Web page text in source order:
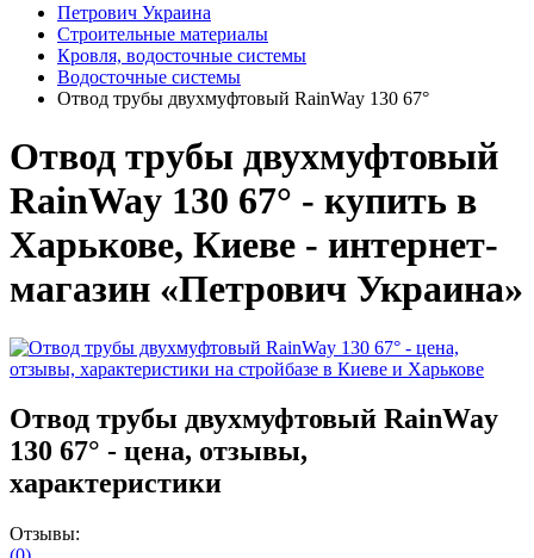
Петрович Украина
Строительные материалы
Кровля, водосточные системы
Водосточные системы
Отвод трубы двухмуфтовый RainWay 130 67°
Отвод трубы двухмуфтовый
RainWay 130 67° - купить в
Харькове, Киеве - интернет-
магазин «Петрович Украина»
Отвод трубы двухмуфтовый RainWay
130 67° - цена, отзывы,
характеристики
Отзывы: